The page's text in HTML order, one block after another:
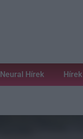
Neural Hírek Hírek